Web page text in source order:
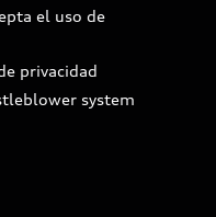
el uso de
privacidad
system